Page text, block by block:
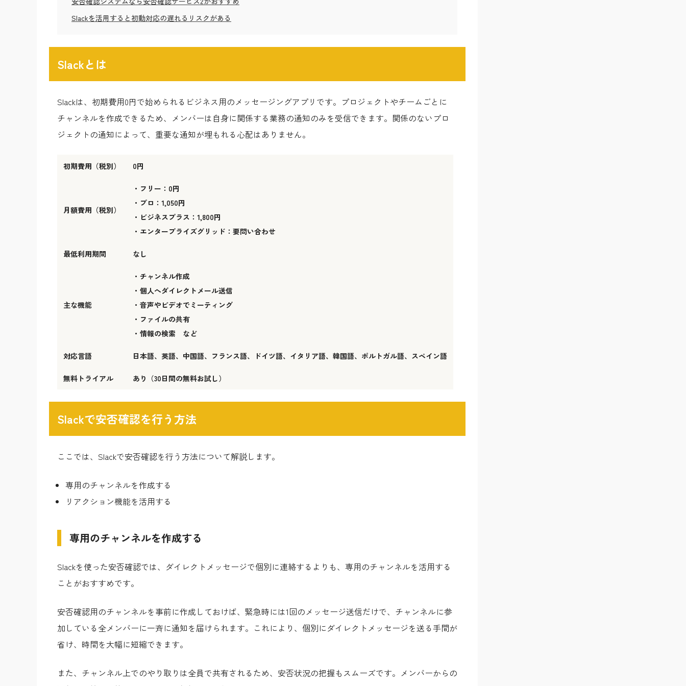
Slackを活用すると初動対応の遅れるリスクがある
Slackとは
Slackは、初期費用0円で始められるビジネス用のメッセージングアプリです。 プロジェクトやチームごとに
チャンネルを作成できるため、メンバーは自身に関係する業務の通知のみを受信できます。関係のないプロ
ジェクトの通知によって、重要な通知が埋もれる心配はありません。
初期費用（税別） 0円
月額費用（税別）
・フリー：0円
・プロ：1,050円
・ビジネスプラス：1,800円
・エンタープライズグリッド：要問い合わせ
最低利用期間 なし
主な機能
・チャンネル作成
・個人へダイレクトメール送信
・音声やビデオでミーティング
・ファイルの共有
・情報の検索 など
対応言語 日本語、英語、中国語、フランス語、ドイツ語、イタリア語、韓国語、ポルトガル語、スペイン語
無料トライアル あり（30日間の無料お試し）
Slackで安否確認を行う方法
ここでは、 Slackで安否確認を行う方法について解説します。
専用のチャンネルを作成する
リアクション機能を活用する
専用のチャンネルを作成する
Slackを使った安否確認では、ダイレクトメッセージで個別に連絡するよりも、 専用のチャンネルを活用する
ことがおすすめです。
安否確認用のチャンネルを事前に作成しておけば、緊急時には1回のメッセージ送信だけで、チャンネルに参
加している全メンバーに一斉に通知を届けられます。これにより、個別にダイレクトメッセージを送る手間が
省け、時間を大幅に短縮できます。
また、チャンネル上でのやり取りは全員で共有されるため、安否状況の把握もスムーズです。メンバーからの